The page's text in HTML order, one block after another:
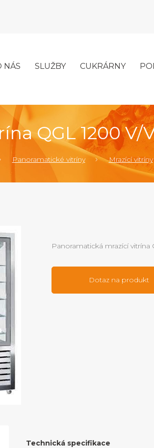
NÁS SLUŽBY CUKRÁRNY
QGL 1200 V/
Panoramatické vitríny Mrazící vitríny
Panoramatická mrazící vitrína
Dotaz na produkt
Technická specifikace